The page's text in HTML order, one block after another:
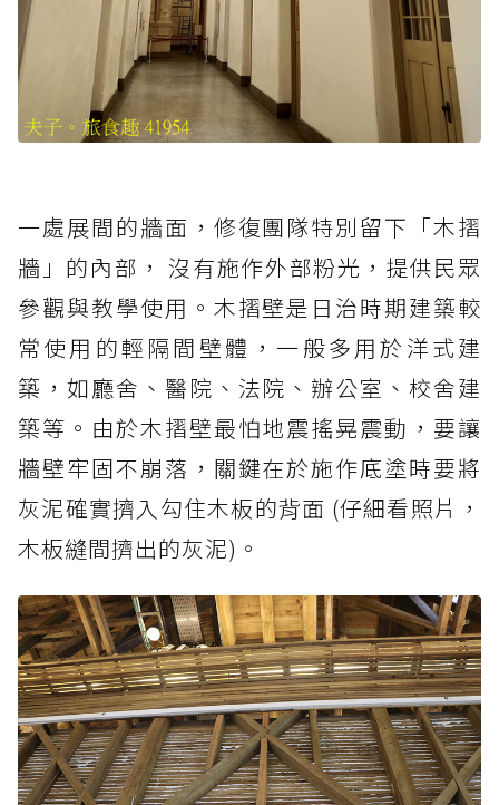
一處展間的牆面，修復團隊特別留下「木摺
牆」的內部， 沒有施作外部粉光，提供民眾
參觀與教學使用。木摺壁是日治時期建築較
常使用的輕隔間壁體，一般多用於洋式建
築，如廳舍、醫院、法院、辦公室、校舍建
築等。由於木摺壁最怕地震搖晃震動，要讓
牆壁牢固不崩落，關鍵在於施作底塗時要將
灰泥確實擠入勾住木板的背面 (仔細看照片，
木板縫間擠出的灰泥)。